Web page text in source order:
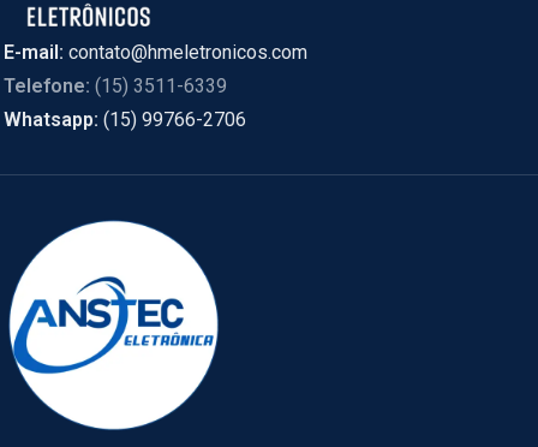
E-mail: contato@hmeletronicos.com
Telefone: (15) 3511-6339
Whatsapp: (15) 99766-2706